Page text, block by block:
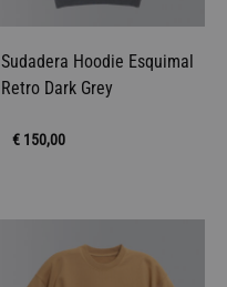
Sudadera Hoodie Esquimal
Retro Dark Grey
€ 150,00